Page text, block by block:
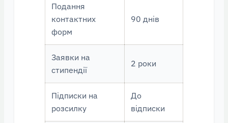
Подання
контактних
форм
90 днів
Заявки на
стипендії
2 роки
Підписки на
розсилку
До
відписки